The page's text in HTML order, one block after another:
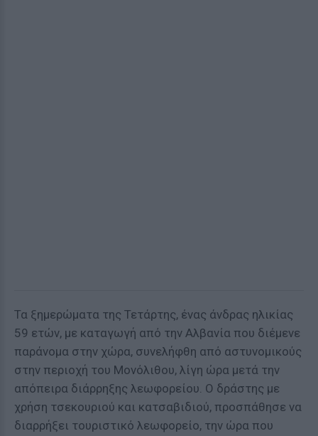
Τα ξημερώματα της Τετάρτης, ένας άνδρας ηλικίας
59 ετών, με καταγωγή από την Αλβανία που διέμενε
παράνομα στην χώρα, συνελήφθη από αστυνομικούς
στην περιοχή του Μονόλιθου, λίγη ώρα μετά την
απόπειρα διάρρηξης λεωφορείου. Ο δράστης με
χρήση τσεκουριού και κατσαβιδιού, προσπάθησε να
διαρρήξει τουριστικό λεωφορείο, την ώρα που